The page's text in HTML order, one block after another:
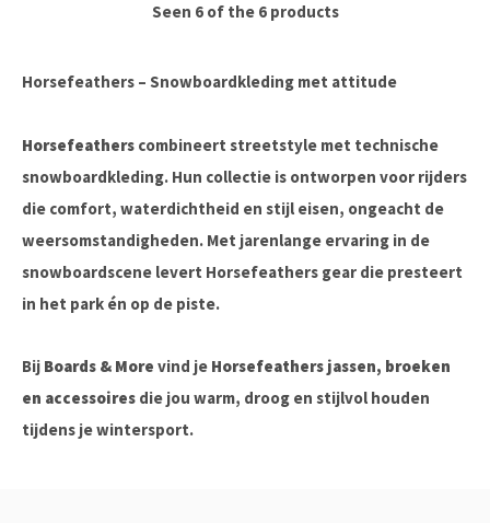
Seen 6 of the 6 products
Horsefeathers – Snowboardkleding met attitude
Horsefeathers combineert streetstyle met technische
snowboardkleding. Hun collectie is ontworpen voor rijders
die comfort, waterdichtheid en stijl eisen, ongeacht de
weersomstandigheden. Met jarenlange ervaring in de
snowboardscene levert Horsefeathers gear die presteert
in het park én op de piste.
Bij Boards & More vind je Horsefeathers jassen, broeken
en accessoires die jou warm, droog en stijlvol houden
tijdens je wintersport.